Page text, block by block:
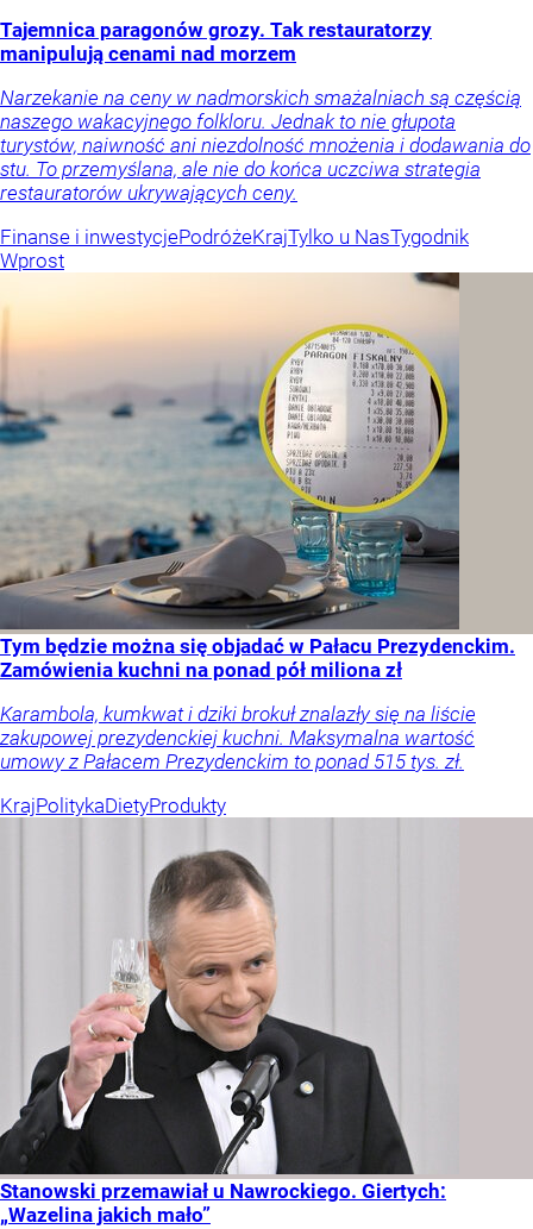
Tajemnica paragonów grozy. Tak restauratorzy
manipulują cenami nad morzem
Narzekanie na ceny w nadmorskich smażalniach są częścią
naszego wakacyjnego folkloru. Jednak to nie głupota
turystów, naiwność ani niezdolność mnożenia i dodawania do
stu. To przemyślana, ale nie do końca uczciwa strategia
restauratorów ukrywających ceny.
Finanse i inwestycjePodróżeKrajTylko u NasTygodnik
Wprost
Tym będzie można się objadać w Pałacu Prezydenckim.
Zamówienia kuchni na ponad pół miliona zł
Karambola, kumkwat i dziki brokuł znalazły się na liście
zakupowej prezydenckiej kuchni. Maksymalna wartość
umowy z Pałacem Prezydenckim to ponad 515 tys. zł.
KrajPolitykaDietyProdukty
Stanowski przemawiał u Nawrockiego. Giertych:
„Wazelina jakich mało”